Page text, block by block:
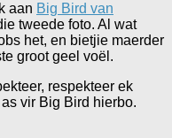
aan Big Bird van
tweede foto. Al wat
het, en bietjie maerder
groot geel voël.
respekteer ek
vir Big Bird hierbo.